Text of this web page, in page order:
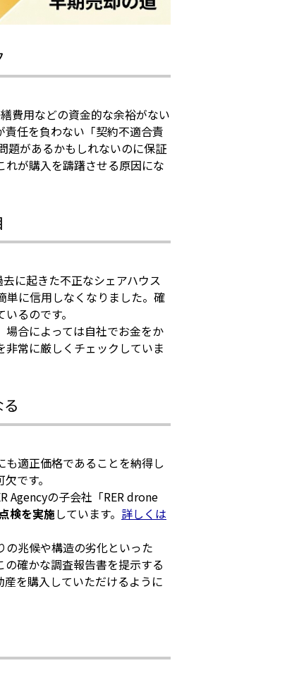
費用などの資金的な余裕がない
任を負わない「契約不適合責
題があるかもしれないのに保証
が購入を躊躇させる原因にな
に起きた不正なシェアハウス
単に信用しなくなりました。確
るのです。
合によっては自社でお金をか
常に厳しくチェックしていま
適正価格であることを納得し
です。
Agencyの子会社「RER drone
検を実施しています。 詳しくは
の兆候や構造の劣化といった
の確かな調査報告書を提示する
を購入していただけるように